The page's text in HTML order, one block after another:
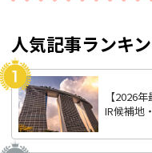
人気記事ランキ
【2026
IR候補地